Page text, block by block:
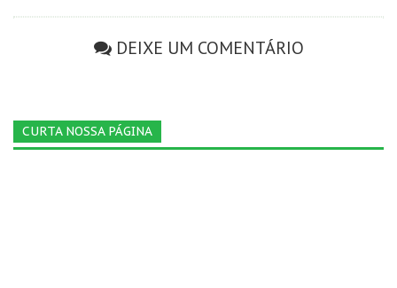
DEIXE UM COMENTÁRIO
CURTA NOSSA PÁGINA